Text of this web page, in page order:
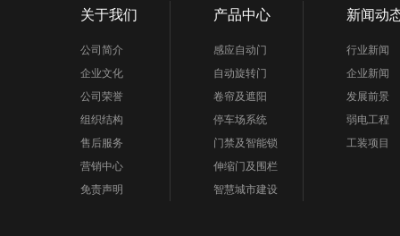
关于我们
公司简介
企业文化
公司荣誉
组织结构
售后服务
营销中心
免责声明
产品中心
感应自动门
自动旋转门
卷帘及遮阳
停车场系统
门禁及智能锁
伸缩门及围栏
智慧城市建设
新闻动
行业新闻
企业新闻
发展前景
弱电工程
工装项目